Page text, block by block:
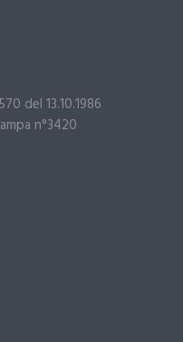
del 13.10.1986
n°3420